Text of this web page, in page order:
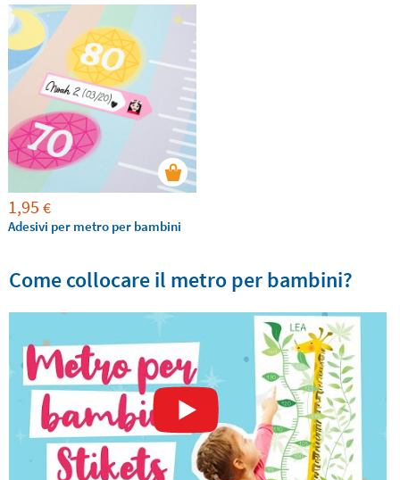
1,95 €
Adesivi per metro per bambini
Come collocare il metro per bambini?